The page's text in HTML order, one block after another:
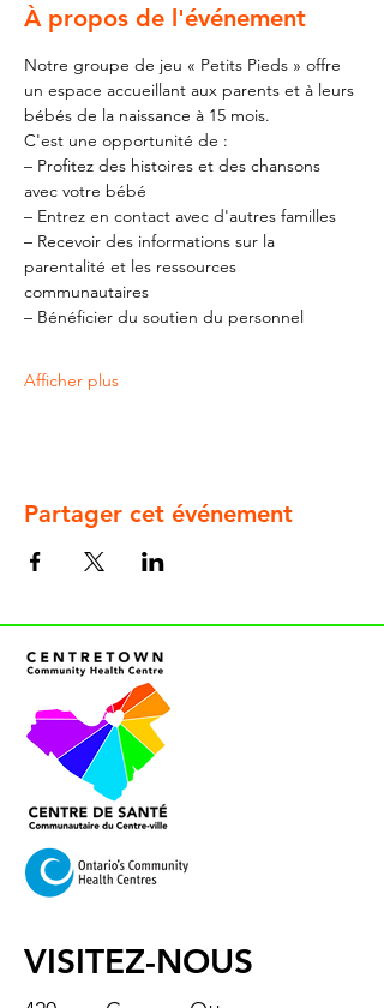
À propos de l'événement
Notre groupe de jeu « Petits Pieds » offre
un espace accueillant aux parents et à leurs
bébés de la naissance à 15 mois.
C'est une opportunité de :
– Profitez des histoires et des chansons
avec votre bébé
– Entrez en contact avec d'autres familles
– Recevoir des informations sur la
parentalité et les ressources
communautaires
– Bénéficier du soutien du personnel
Afficher plus
Partager cet événement
VISITEZ-NOUS